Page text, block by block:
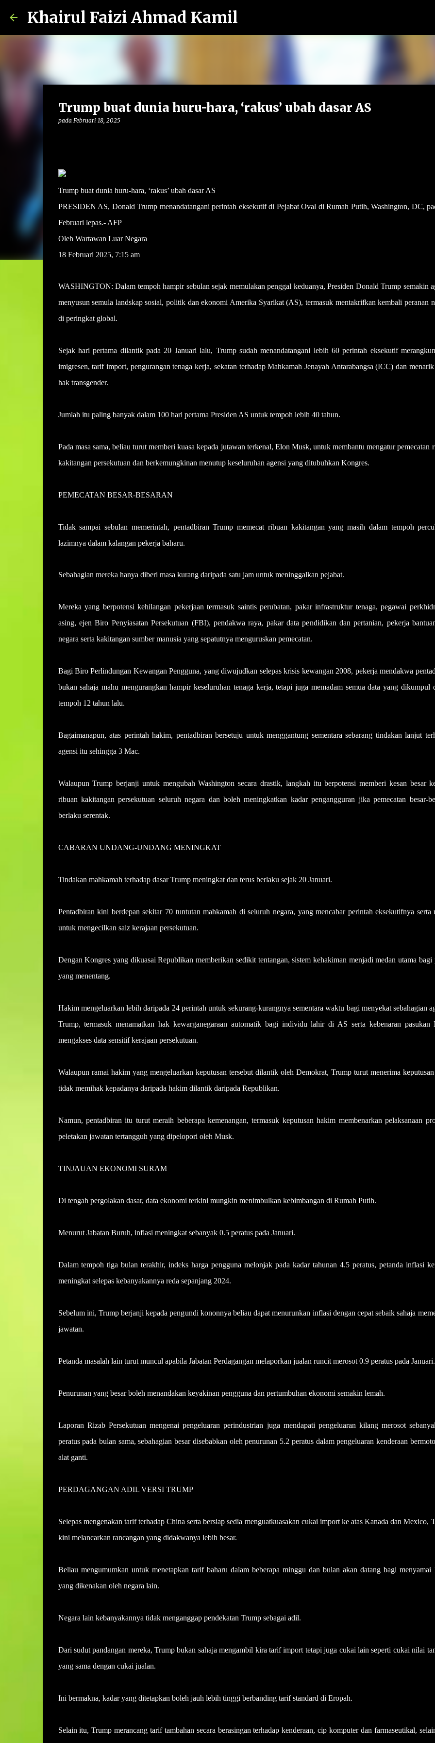
Khairul Faizi Ahmad Kamil
Trump buat dunia huru-hara, ‘rakus’ ubah dasar AS
pada Februari 18, 2025
Trump buat dunia huru-hara, ‘rakus’ ubah dasar AS
PRESIDEN AS, Donald Trump menandatangani perintah eksekutif di Pejabat Oval di Rumah Putih, Washington, DC,
Februari lepas.- AFP
Oleh Wartawan Luar Negara
18 Februari 2025, 7:15 am
WASHINGTON: Dalam tempoh hampir sebulan sejak memulakan penggal keduanya, Presiden Donald Trump semakin
menyusun semula landskap sosial, politik dan ekonomi Amerika Syarikat (AS), termasuk mentakrifkan kembali peranan
di peringkat global.
Sejak hari pertama dilantik pada 20 Januari lalu, Trump sudah menandatangani lebih 60 perintah eksekutif
imigresen, tarif import, pengurangan tenaga kerja, sekatan terhadap Mahkamah Jenayah Antarabangsa (ICC) dan
hak transgender.
Jumlah itu paling banyak dalam 100 hari pertama Presiden AS untuk tempoh lebih 40 tahun.
Pada masa sama, beliau turut memberi kuasa kepada jutawan terkenal, Elon Musk, untuk membantu mengatur pemecatan
kakitangan persekutuan dan berkemungkinan menutup keseluruhan agensi yang ditubuhkan Kongres.
PEMECATAN BESAR-BESARAN
Tidak sampai sebulan memerintah, pentadbiran Trump memecat ribuan kakitangan yang masih dalam tempoh
lazimnya dalam kalangan pekerja baharu.
Sebahagian mereka hanya diberi masa kurang daripada satu jam untuk meninggalkan pejabat.
Mereka yang berpotensi kehilangan pekerjaan termasuk saintis perubatan, pakar infrastruktur tenaga, pegawai
asing, ejen Biro Penyiasatan Persekutuan (FBI), pendakwa raya, pakar data pendidikan dan pertanian, pekerja
negara serta kakitangan sumber manusia yang sepatutnya menguruskan pemecatan.
Bagi Biro Perlindungan Kewangan Pengguna, yang diwujudkan selepas krisis kewangan 2008, pekerja mendakwa
bukan sahaja mahu mengurangkan hampir keseluruhan tenaga kerja, tetapi juga memadam semua data yang dikumpul
tempoh 12 tahun lalu.
Bagaimanapun, atas perintah hakim, pentadbiran bersetuju untuk menggantung sementara sebarang tindakan lanjut
agensi itu sehingga 3 Mac.
Walaupun Trump berjanji untuk mengubah Washington secara drastik, langkah itu berpotensi memberi kesan besar
ribuan kakitangan persekutuan seluruh negara dan boleh meningkatkan kadar pengangguran jika pemecatan besar-
berlaku serentak.
CABARAN UNDANG-UNDANG MENINGKAT
Tindakan mahkamah terhadap dasar Trump meningkat dan terus berlaku sejak 20 Januari.
Pentadbiran kini berdepan sekitar 70 tuntutan mahkamah di seluruh negara, yang mencabar perintah eksekutifnya serta
untuk mengecilkan saiz kerajaan persekutuan.
Dengan Kongres yang dikuasai Republikan memberikan sedikit tentangan, sistem kehakiman menjadi medan utama bagi
yang menentang.
Hakim mengeluarkan lebih daripada 24 perintah untuk sekurang-kurangnya sementara waktu bagi menyekat sebahagian
Trump, termasuk menamatkan hak kewarganegaraan automatik bagi individu lahir di AS serta kebenaran pasukan
mengakses data sensitif kerajaan persekutuan.
Walaupun ramai hakim yang mengeluarkan keputusan tersebut dilantik oleh Demokrat, Trump turut menerima
tidak memihak kepadanya daripada hakim dilantik daripada Republikan.
Namun, pentadbiran itu turut meraih beberapa kemenangan, termasuk keputusan hakim membenarkan pelaksanaan
peletakan jawatan tertangguh yang dipelopori oleh Musk.
TINJAUAN EKONOMI SURAM
Di tengah pergolakan dasar, data ekonomi terkini mungkin menimbulkan kebimbangan di Rumah Putih.
Menurut Jabatan Buruh, inflasi meningkat sebanyak 0.5 peratus pada Januari.
Dalam tempoh tiga bulan terakhir, indeks harga pengguna melonjak pada kadar tahunan 4.5 peratus, petanda inflasi
meningkat selepas kebanyakannya reda sepanjang 2024.
Sebelum ini, Trump berjanji kepada pengundi kononnya beliau dapat menurunkan inflasi dengan cepat sebaik sahaja
jawatan.
Petanda masalah lain turut muncul apabila Jabatan Perdagangan melaporkan jualan runcit merosot 0.9 peratus pada Januari.
Penurunan yang besar boleh menandakan keyakinan pengguna dan pertumbuhan ekonomi semakin lemah.
Laporan Rizab Persekutuan mengenai pengeluaran perindustrian juga mendapati pengeluaran kilang merosot
peratus pada bulan sama, sebahagian besar disebabkan oleh penurunan 5.2 peratus dalam pengeluaran kenderaan
alat ganti.
PERDAGANGAN ADIL VERSI TRUMP
Selepas mengenakan tarif terhadap China serta bersiap sedia menguatkuasakan cukai import ke atas Kanada dan Mexico,
kini melancarkan rancangan yang didakwanya lebih besar.
Beliau mengumumkan untuk menetapkan tarif baharu dalam beberapa minggu dan bulan akan datang bagi menyamai
yang dikenakan oleh negara lain.
Negara lain kebanyakannya tidak menganggap pendekatan Trump sebagai adil.
Dari sudut pandangan mereka, Trump bukan sahaja mengambil kira tarif import tetapi juga cukai lain seperti cukai nilai
yang sama dengan cukai jualan.
Ini bermakna, kadar yang ditetapkan boleh jauh lebih tinggi berbanding tarif standard di Eropah.
Selain itu, Trump merancang tarif tambahan secara berasingan terhadap kenderaan, cip komputer dan farmaseutikal,